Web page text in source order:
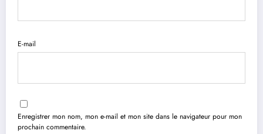
E-mail
Enregistrer mon nom, mon e-mail et mon site dans le navigateur pour mon
prochain commentaire.